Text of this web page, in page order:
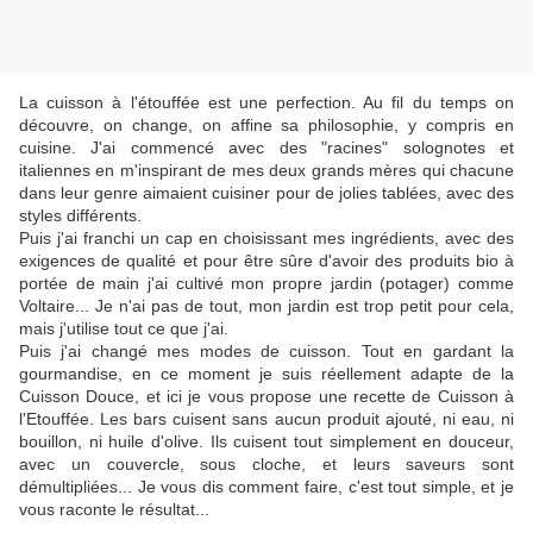
La cuisson à l'étouffée est une perfection. Au fil du temps on
découvre, on change, on affine sa philosophie, y compris en
cuisine. J'ai commencé avec des "racines" solognotes et
italiennes en m'inspirant de mes deux grands mères qui chacune
dans leur genre aimaient cuisiner pour de jolies tablées, avec des
styles différents.
Puis j'ai franchi un cap en choisissant mes ingrédients, avec des
exigences de qualité et pour être sûre d'avoir des produits bio à
portée de main j'ai cultivé mon propre jardin (potager) comme
Voltaire... Je n'ai pas de tout, mon jardin est trop petit pour cela,
mais j'utilise tout ce que j'ai.
Puis j'ai changé mes modes de cuisson. Tout en gardant la
gourmandise, en ce moment je suis réellement adapte de la
Cuisson Douce, et ici je vous propose une recette de Cuisson à
l'Etouffée. Les bars cuisent sans aucun produit ajouté, ni eau, ni
bouillon, ni huile d'olive. Ils cuisent tout simplement en douceur,
avec un couvercle, sous cloche, et leurs saveurs sont
démultipliées... Je vous dis comment faire, c'est tout simple, et je
vous raconte le résultat...